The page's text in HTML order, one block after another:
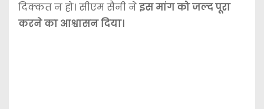
दिक्कत न हो। सीएम सैनी नेइस मांग को जल्द पूरा
करने का आश्वासन दिया।